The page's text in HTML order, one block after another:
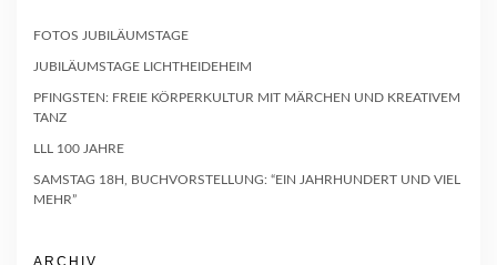
FOTOS JUBILÄUMSTAGE
JUBILÄUMSTAGE LICHTHEIDEHEIM
PFINGSTEN: FREIE KÖRPERKULTUR MIT MÄRCHEN UND KREATIVEM
TANZ
LLL 100 JAHRE
SAMSTAG 18H, BUCHVORSTELLUNG: “EIN JAHRHUNDERT UND VIEL
MEHR”
ARCHIV